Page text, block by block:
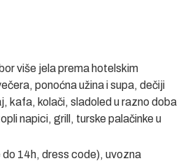
više jela prema hotelskim
ponoćna užina i supa, dečiji
kafa, kolači, sladoled u razno doba
napici, grill, turske palačinke u
14h, dress code), uvozna